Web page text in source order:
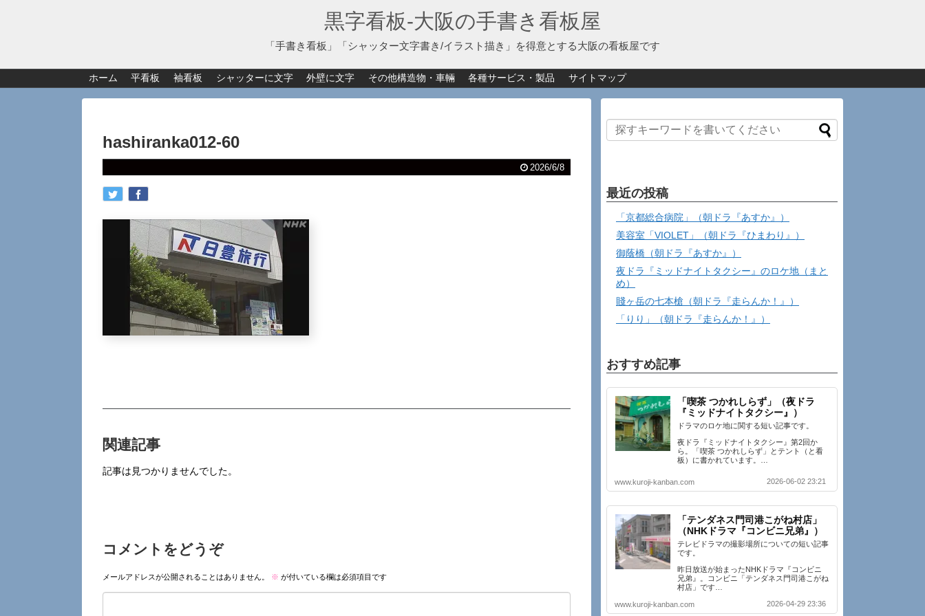
黒字看板‐大阪の手書き看板屋
「手書き看板」「シャッター文字書き/イラスト描き」を得意とする大阪の看板屋です
ホーム 平看板 袖看板 シャッターに文字 外壁に文字 その他構造物・車輛 各種サービス・製品 サイトマップ
hashiranka012-60
2026/6/8
関連記事
記事は見つかりませんでした。
コメントをどうぞ
メールアドレスが公開されることはありません。 ※ が付いている欄は必須項目です
最近の投稿
「京都総合病院」（朝ドラ『あすか』）
美容室「VIOLET」（朝ドラ『ひまわり』）
御蔭橋（朝ドラ『あすか』）
夜ドラ『ミッドナイトタクシー』のロケ地（まと
め）
賤ヶ岳の七本槍（朝ドラ『走らんか！』）
「りり」（朝ドラ『走らんか！』）
おすすめ記事
「喫茶 つかれしらず」（夜ドラ
『ミッドナイトタクシー』）
ドラマのロケ地に関する短い記事です。
夜ドラ『ミッドナイトタクシー』第2回か
ら。「喫茶 つかれしらず」とテント（と看
板）に書かれています。…
www.kuroji-kanban.com 2026-06-02 23:21
「テンダネス門司港こがね村店」
（NHKドラマ『コンビニ兄弟』）
テレビドラマの撮影場所についての短い記事
です。
昨日放送が始まったNHKドラマ『コンビニ
兄弟』。コンビニ「テンダネス門司港こがね
村店」です…
www.kuroji-kanban.com 2026-04-29 23:36